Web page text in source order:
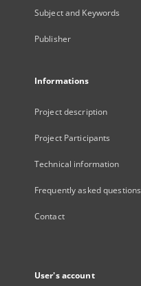
Subject and Keywords
Publisher
Informations
Project description
Project Participants
Technical information
Frequently asked questions
Contact
User's account